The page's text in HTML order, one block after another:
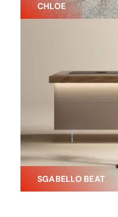
CHLOE
SGABELLO BEAT